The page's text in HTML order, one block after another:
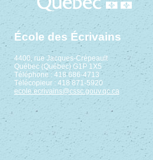
École des Écrivains
4400, rue Jacques-Crépeault
Québec (Québec) G1P 1X5
Téléphone : 418 686-4713
Télécopieur : 418 871-5920
ecole.ecrivains@cssc.gouv.qc.ca